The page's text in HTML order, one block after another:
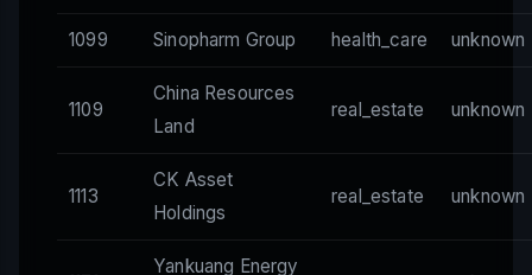
1099 Sinopharm Group health_care unknown
1109
China Resources
Land
real_estate unknown
1113
CK Asset
Holdings
real_estate unknown
Yankuang Energy